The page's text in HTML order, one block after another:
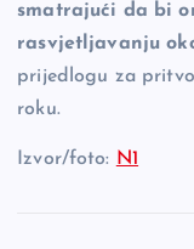
smatrajući da bi
rasvjetljavanju
prijedlogu za
roku.
Izvor/foto: N1